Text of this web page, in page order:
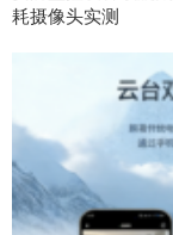
耗摄像头实测